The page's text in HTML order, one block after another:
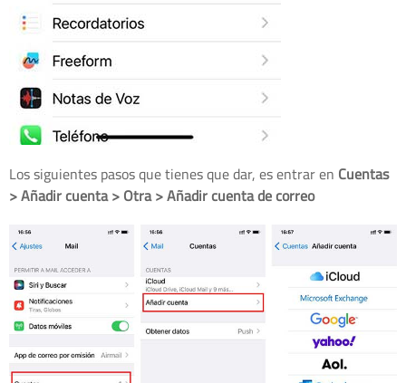
Los siguientes pasos que tienes que dar, es entrar en Cuentas
> Añadir cuenta > Otra > Añadir cuenta de correo